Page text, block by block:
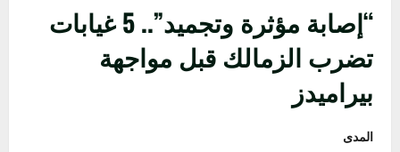
“إصابة مؤثرة وتجميد”.. 5 غيابات
تضرب الزمالك قبل مواجهة
بيراميدز
المدى